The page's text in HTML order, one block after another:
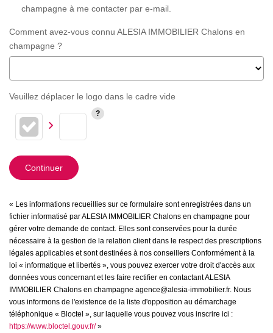
champagne à me contacter par e-mail.
Comment avez-vous connu ALESIA IMMOBILIER Chalons en
champagne ?
Veuillez déplacer le logo dans le cadre vide
Continuer
« Les informations recueillies sur ce formulaire sont enregistrées dans un
fichier informatisé par ALESIA IMMOBILIER Chalons en champagne pour
gérer votre demande de contact. Elles sont conservées pour la durée
nécessaire à la gestion de la relation client dans le respect des prescriptions
légales applicables et sont destinées à nos conseillers Conformément à la
loi « informatique et libertés », vous pouvez exercer votre droit d'accès aux
données vous concernant et les faire rectifier en contactant ALESIA
IMMOBILIER Chalons en champagne agence@alesia-immobilier.fr. Nous
vous informons de l'existence de la liste d'opposition au démarchage
téléphonique « Bloctel », sur laquelle vous pouvez vous inscrire ici :
https://www.bloctel.gouv.fr/»